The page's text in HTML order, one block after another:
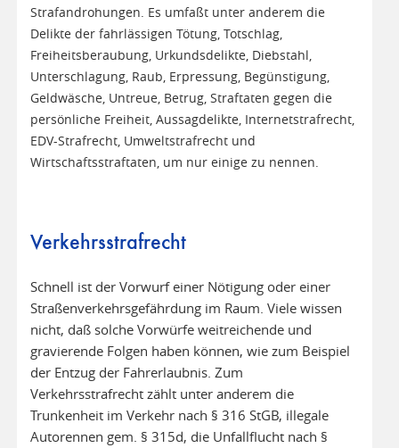
Strafandrohungen. Es umfaßt unter anderem die
Delikte der fahrlässigen Tötung, Totschlag,
Freiheitsberaubung, Urkundsdelikte, Diebstahl,
Unterschlagung, Raub, Erpressung, Begünstigung,
Geldwäsche, Untreue, Betrug, Straftaten gegen die
persönliche Freiheit, Aussagdelikte, Internetstrafrecht,
EDV-Strafrecht, Umweltstrafrecht und
Wirtschaftsstraftaten, um nur einige zu nennen.
Verkehrsstrafrecht
Schnell ist der Vorwurf einer Nötigung oder einer
Straßenverkehrsgefährdung im Raum. Viele wissen
nicht, daß solche Vorwürfe weitreichende und
gravierende Folgen haben können, wie zum Beispiel
der Entzug der Fahrerlaubnis. Zum
Verkehrsstrafrecht zählt unter anderem die
Trunkenheit im Verkehr nach § 316 StGB, illegale
Autorennen gem. § 315d, die Unfallflucht nach §